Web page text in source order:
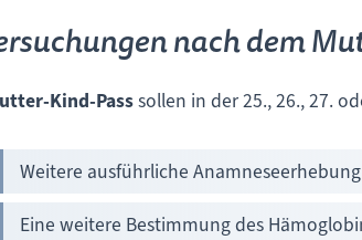
nach dem
Kind-Passsollen in der 25., 26., 27.
Weitere ausführliche Anamneseerhebung
Eine weitere Bestimmung des